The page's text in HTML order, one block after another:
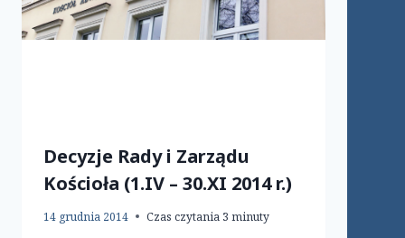
Decyzje Rady i Zarządu
Kościoła (1.IV – 30.XI 2014 r.)
14 grudnia 2014 Czas czytania 3 minuty